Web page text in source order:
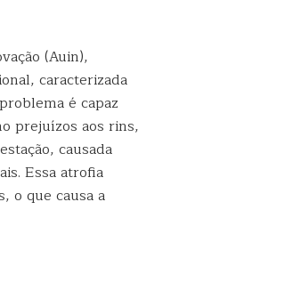
(Auin),
caracterizada
é capaz
prejuízos aos rins,
causada
Essa atrofia
o que causa a